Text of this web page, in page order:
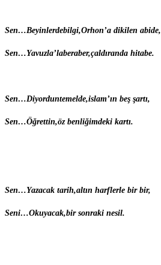
Sen…Beyinlerdebilgi,Orhon’a dikilen abide,
Sen…Yavuzla’laberaber,çaldıranda hitabe.
Sen…Diyorduntemelde,islam’ın beş şartı,
Sen…Öğrettin,öz benliğimdeki kartı.
Sen…Yazacak tarih,altın harflerle bir bir,
Seni…Okuyacak,bir sonraki nesil.